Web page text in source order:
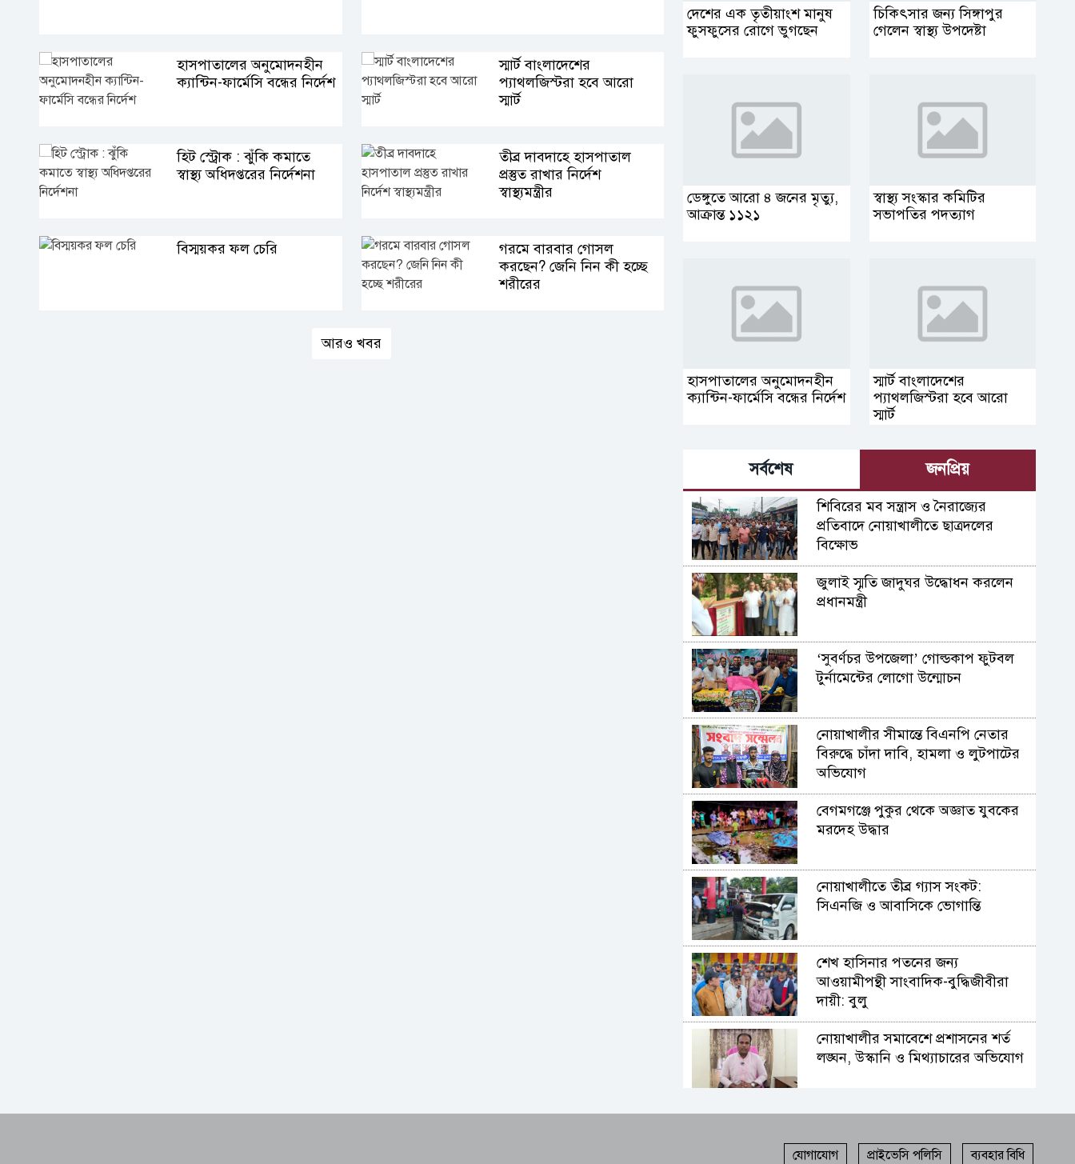
হাসপাতালের অনুমোদনহীন
ক্যান্টিন-ফার্মেসি বন্ধের নির্দেশ
স্মার্ট বাংলাদেশের
প্যাথলজিস্টরা হবে আরো
স্মার্ট
হিট স্ট্রোক : ঝুঁকি কমাতে
স্বাস্থ্য অধিদপ্তরের নির্দেশনা
তীব্র দাবদাহে হাসপাতাল
প্রস্তুত রাখার নির্দেশ
স্বাস্থ্যমন্ত্রীর
বিস্ময়কর ফল চেরি
গরমে বারবার গোসল
করছেন? জেনি নিন কী হচ্ছে
শরীরের
আরও খবর
দেশের এক তৃতীয়াংশ মানুষ
ফুসফুসের রোগে ভুগছেন
চিকিৎসার জন্য সিঙ্গাপুর
গেলেন স্বাস্থ্য উপদেষ্টা
ডেঙ্গুতে আরো ৪ জনের মৃত্যু,
আক্রান্ত ১১২১
স্বাস্থ্য সংস্কার কমিটির
সভাপতির পদত্যাগ
হাসপাতালের অনুমোদনহীন
ক্যান্টিন-ফার্মেসি বন্ধের নির্দেশ
স্মার্ট বাংলাদেশের
প্যাথলজিস্টরা হবে আরো
স্মার্ট
সর্বশেষ জনপ্রিয়
শিবিরের মব সন্ত্রাস ও নৈরাজ্যের
প্রতিবাদে নোয়াখালীতে ছাত্রদলের
বিক্ষোভ
জুলাই স্মৃতি জাদুঘর উদ্ধোধন করলেন
প্রধানমন্ত্রী
‘সুবর্ণচর উপজেলা’ গোল্ডকাপ ফুটবল
টুর্নামেন্টের লোগো উন্মোচন
নোয়াখালীর সীমান্তে বিএনপি নেতার
বিরুদ্ধে চাঁদা দাবি, হামলা ও লুটপাটের
অভিযোগ
বেগমগঞ্জে পুকুর থেকে অজ্ঞাত যুবকের
মরদেহ উদ্ধার
নোয়াখালীতে তীব্র গ্যাস সংকট:
সিএনজি ও আবাসিকে ভোগান্তি
শেখ হাসিনার পতনের জন্য
আওয়ামীপন্থী সাংবাদিক-বুদ্ধিজীবীরা
দায়ী: বুলু
নোয়াখালীর সমাবেশে প্রশাসনের শর্ত
লঙ্ঘন, উস্কানি ও মিথ্যাচারের অভিযোগ
নোয়াখালীতে লক্ষাধিক মানুষের
দাবি
যোগাযোগ প্রাইভেসি পলিসি ব্যবহার বিধি